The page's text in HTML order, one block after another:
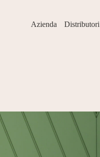
Azienda Distributori